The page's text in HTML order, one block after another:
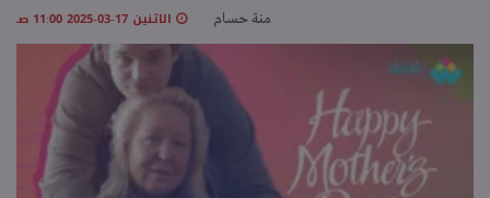
منة حسام الاثنين 17-03-2025 11:00 صـ